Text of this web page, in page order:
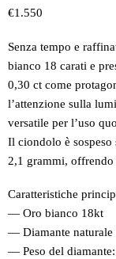
Prezzo oggi
€1.550
Senza tempo e
bianco 18 carati e
0,30 ct come
l’attenzione sulla
versatile per l’uso
Il ciondolo è sospeso
2,1 grammi, offrendo
Caratteristiche
— Oro bianco 18kt
— Diamante naturale
— Peso del